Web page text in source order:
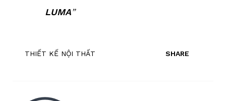
LUMA
THIẾT KẾ NỘI THẤT SHARE